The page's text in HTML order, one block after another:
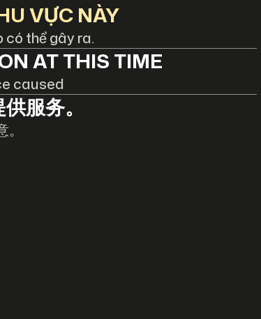
VỰC NÀY
có thể gây ra.
AT THIS TIME
caused
服务。